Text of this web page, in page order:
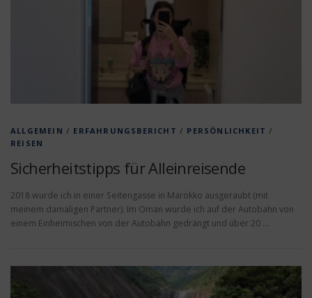
ALLGEMEIN / ERFAHRUNGSBERICHT / PERSÖNLICHKEIT /
REISEN
Sicherheitstipps für Alleinreisende
2018 wurde ich in einer Seitengasse in Marokko ausgeraubt (mit
meinem damaligen Partner). Im Oman wurde ich auf der Autobahn von
einem Einheimischen von der Autobahn gedrängt und über 20 …